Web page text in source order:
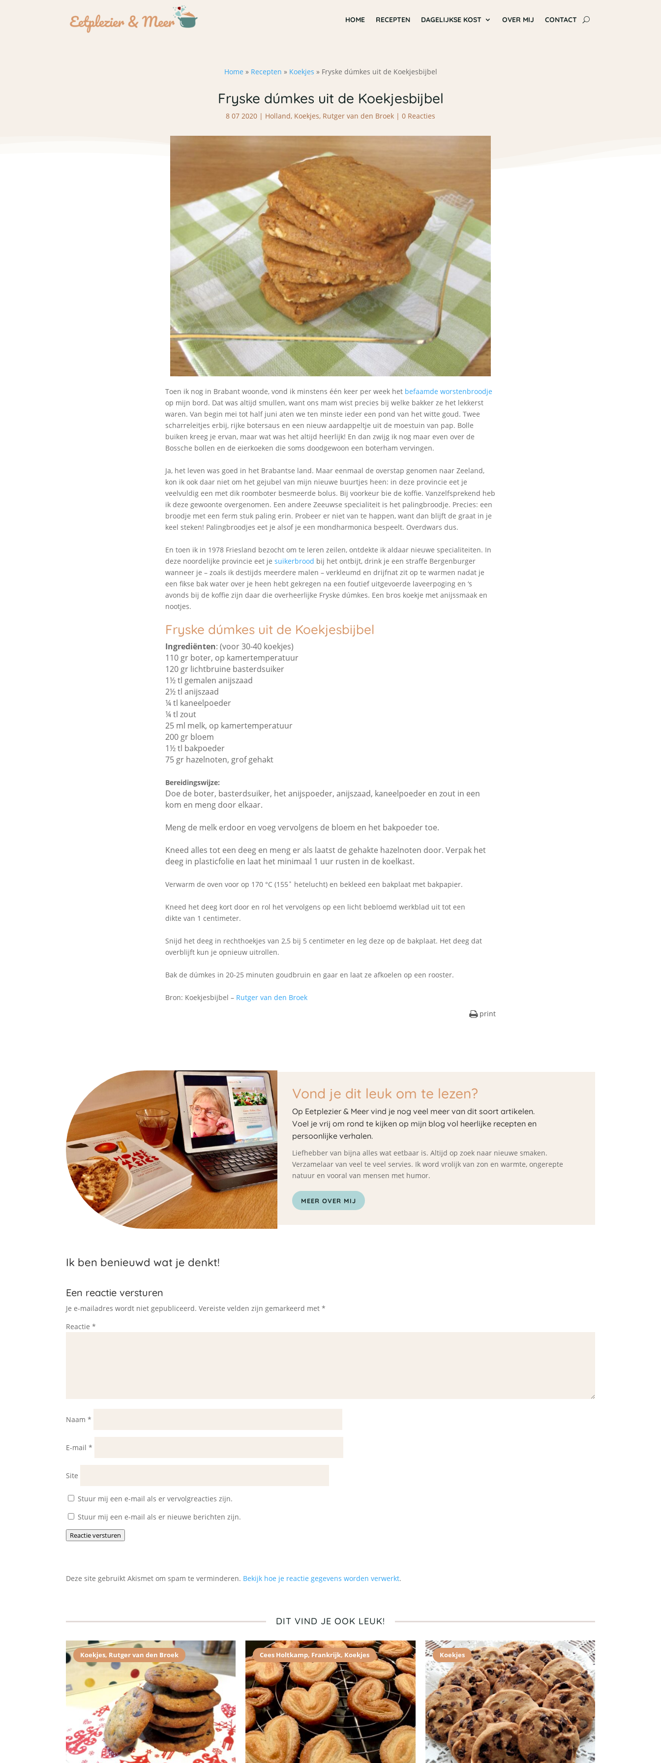
HOME RECEPTEN DAGELIJKSE KOST OVER MIJ CONTACT
Home » Recepten » Koekjes » Fryske dúmkes uit de Koekjesbijbel
Fryske dúmkes uit de Koekjesbijbel
8 07 2020 | Holland, Koekjes, Rutger van den Broek | 0 Reacties
Toen ik nog in Brabant woonde, vond ik minstens één keer per week het befaamde worstenbroodje
op mijn bord. Dat was altijd smullen, want ons mam wist precies bij welke bakker ze het lekkerst
waren. Van begin mei tot half juni aten we ten minste ieder een pond van het witte goud. Twee
scharreleitjes erbij, rijke botersaus en een nieuw aardappeltje uit de moestuin van pap. Bolle
buiken kreeg je ervan, maar wat was het altijd heerlijk! En dan zwijg ik nog maar even over de
Bossche bollen en de eierkoeken die soms doodgewoon een boterham vervingen.
Ja, het leven was goed in het Brabantse land. Maar eenmaal de overstap genomen naar Zeeland,
kon ik ook daar niet om het gejubel van mijn nieuwe buurtjes heen: in deze provincie eet je
veelvuldig een met dik roomboter besmeerde bolus. Bij voorkeur bie de koffie. Vanzelfsprekend heb
ik deze gewoonte overgenomen. Een andere Zeeuwse specialiteit is het palingbroodje. Precies: een
broodje met een ferm stuk paling erin. Probeer er niet van te happen, want dan blijft de graat in je
keel steken! Palingbroodjes eet je alsof je een mondharmonica bespeelt. Overdwars dus.
En toen ik in 1978 Friesland bezocht om te leren zeilen, ontdekte ik aldaar nieuwe specialiteiten. In
deze noordelijke provincie eet je suikerbrood bij het ontbijt, drink je een straffe Bergenburger
wanneer je – zoals ik destijds meerdere malen – verkleumd en drijfnat zit op te warmen nadat je
een fikse bak water over je heen hebt gekregen na een foutief uitgevoerde laveerpoging en ‘s
avonds bij de koffie zijn daar die overheerlijke Fryske dúmkes. Een bros koekje met anijssmaak en
nootjes.
Fryske dúmkes uit de Koekjesbijbel
Ingrediënten: (voor 30-40 koekjes)
110 gr boter, op kamertemperatuur
120 gr lichtbruine basterdsuiker
1½ tl gemalen anijszaad
2½ tl anijszaad
¼ tl kaneelpoeder
¼ tl zout
25 ml melk, op kamertemperatuur
200 gr bloem
1½ tl bakpoeder
75 gr hazelnoten, grof gehakt
Bereidingswijze:
Doe de boter, basterdsuiker, het anijspoeder, anijszaad, kaneelpoeder en zout in een
kom en meng door elkaar.
Meng de melk erdoor en voegvervolgens de bloem en het bakpoeder toe.
Kneed alles tot een deeg en meng er als laatst de gehakte hazelnoten door. Verpak het
deeg in plasticfolie en laat het minimaal 1 uur rusten in de koelkast.
Verwarm de oven voor op 170 °C (155˚ hetelucht) en bekleed een bakplaat met bakpapier.
Kneed het deeg kort door en rol het vervolgens op een licht bebloemd werkblad uit tot een
dikte van 1 centimeter.
Snijd het deeg in rechthoekjes van 2,5 bij 5 centimeter en leg deze op de bakplaat. Het deeg dat
overblijft kun je opnieuw uitrollen.
Bak de dúmkes in 20-25 minuten goudbruin en gaar en laat ze afkoelen op een rooster.
Bron: Koekjesbijbel – Rutger van den Broek
print
Vond je dit leuk om te lezen?
Op Eetplezier & Meer vind je nog veel meer van dit soort artikelen.
Voel je vrij om rond te kijken op mijn blog vol heerlijke recepten en
persoonlijke verhalen.
Liefhebber van bijna alles wat eetbaar is. Altijd op zoek naar nieuwe smaken.
Verzamelaar van veel te veel servies. Ik word vrolijk van zon en warmte, ongerepte
natuur en vooral van mensen met humor.
MEER OVER MIJ
Ik ben benieuwd wat je denkt!
Een reactie versturen
Je e-mailadres wordt niet gepubliceerd. Vereiste velden zijn gemarkeerd met*
Reactie*
Naam*
E-mail*
Site
Stuur mij een e-mail als er vervolgreacties zijn.
Stuur mij een e-mail als er nieuwe berichten zijn.
Reactie versturen
Deze site gebruikt Akismet om spam te verminderen. Bekijk hoe je reactie gegevens worden verwerkt.
DIT VIND JE OOK LEUK!
Koekjes, Rutger van den Broek Cees Holtkamp, Frankrijk, Koekjes Koekjes